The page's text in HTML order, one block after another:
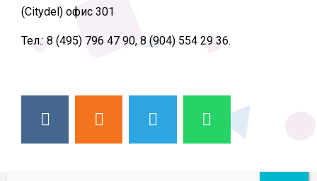
(Citydel) офис 301
Тел.: 8 (495) 796 47 90, 8 (904) 554 29 36.